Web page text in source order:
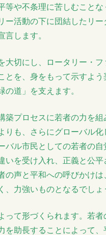
等や不条理に苦しむこと
ー活動の下に団結したリ
言します。
大切にし、ロータリー・
とを、身をもって示すよ
道」を支えます。
築プロセスに若者の力を
りも、さらにグローバル
バル市民としての若者の
いを受け入れ、正義と公
の声と平和への呼びかけ
、力強いものとなるでしょ
って形づくられます。若
を助長することによって